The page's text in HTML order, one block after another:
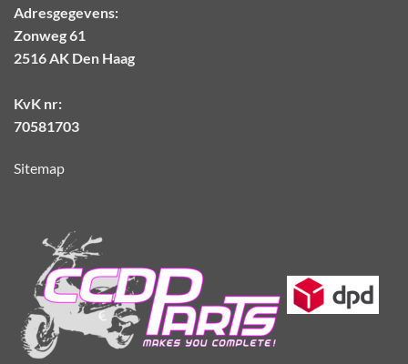
Adresgegevens:
Zonweg 61
2516 AK Den Haag
KvK nr:
70581703
Sitemap